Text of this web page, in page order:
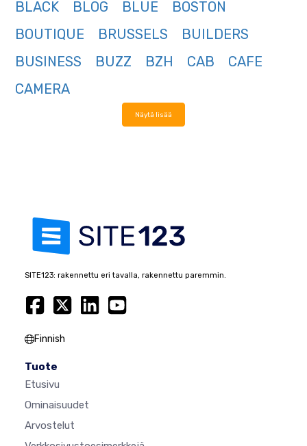
BLACK
BLOG BLUE
BOSTON
BOUTIQUE
BRUSSELS
BUILDERS
BUSINESS
BUZZ BZH CAB
CAFE
CAMERA
Näytä lisää
SITE123: rakennettu eri tavalla, rakennettu paremmin.
Finnish
Tuote
Etusivu
Ominaisuudet
Arvostelut